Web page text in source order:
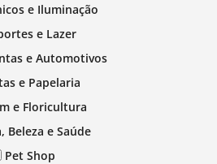
e Iluminação
e Lazer
e Automotivos
e Papelaria
e Floricultura
Beleza e Saúde
Pet Shop